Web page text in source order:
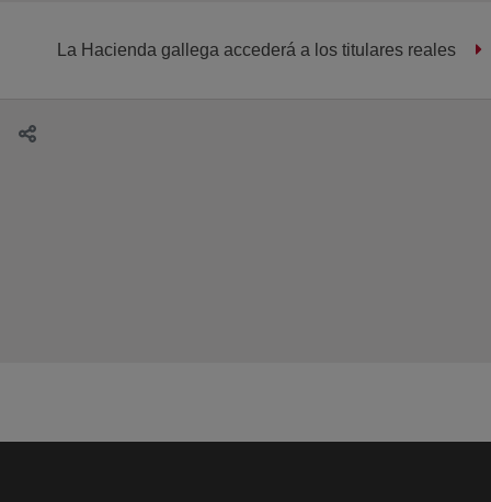
La Hacienda gallega accederá a los titulares reales